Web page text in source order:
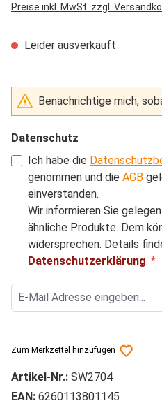
Preise inkl. MwSt. zzgl.
Leider ausverkauft
Benachrichtige mich,
Datenschutz
Ich habe die
genommen und die AGB
einverstanden.
Wir informieren Sie
ähnliche Produkte. Dem
widersprechen. Details
Datenschutzerklärung. *
Zum Merkzettel hinzufügen
Artikel-Nr.: SW2704
EAN: 6260113801145